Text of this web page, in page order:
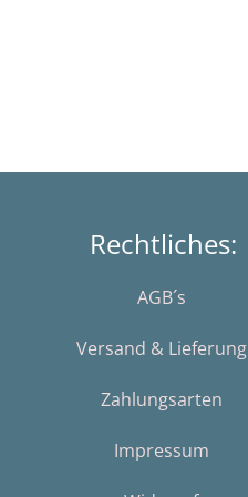
Rechtliches:
AGB´s
Versand & Lieferung
Zahlungsarten
Impressum